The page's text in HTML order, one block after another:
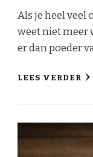
Als je heel veel
weet niet meer
er dan poeder
LEES VERDER